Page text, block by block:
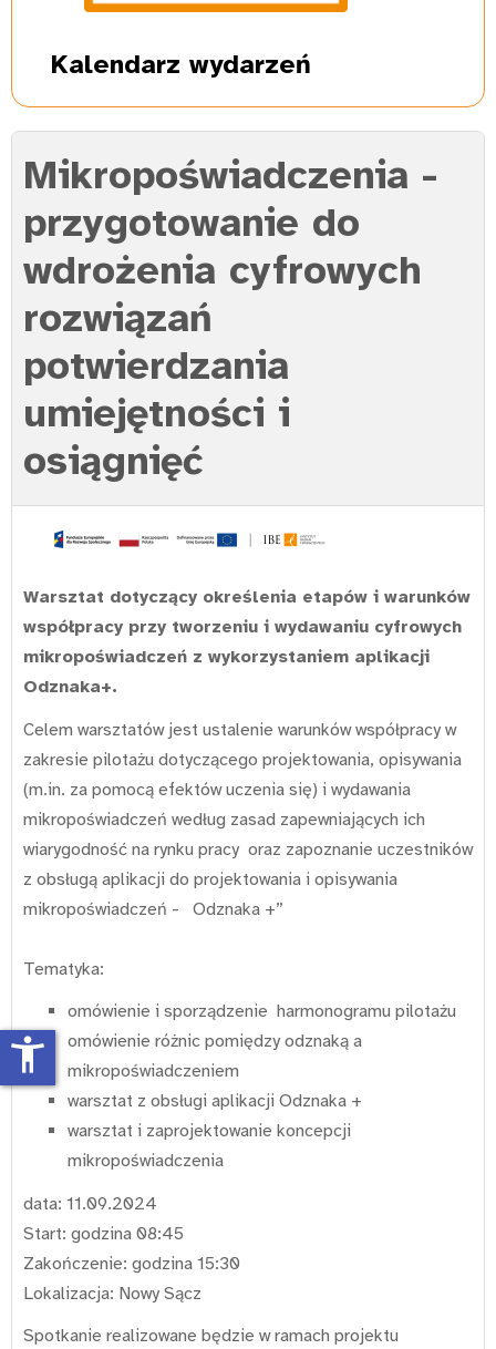
Kalendarz wydarzeń
Mikropoświadczenia -
przygotowanie do
wdrożenia cyfrowych
rozwiązań
potwierdzania
umiejętności i
osiągnięć
Warsztat dotyczący określenia etapów i warunków
współpracy przy tworzeniu i wydawaniu cyfrowych
mikropoświadczeń z wykorzystaniem aplikacji
Odznaka+.
Celem warsztatów jest ustalenie warunków współpracy w
zakresie pilotażu dotyczącego projektowania, opisywania
(m.in. za pomocą efektów uczenia się) i wydawania
mikropoświadczeń według zasad zapewniających ich
wiarygodność na rynku pracy oraz zapoznanie uczestników
z obsługą aplikacji do projektowania i opisywania
mikropoświadczeń - Odznaka +”
Tematyka:
omówienie i sporządzenie harmonogramu pilotażu
omówienie różnic pomiędzy odznaką a
mikropoświadczeniem
warsztat z obsługi aplikacji Odznaka +
warsztat i zaprojektowanie koncepcji
mikropoświadczenia
data: 11.09.2024
Start: godzina 08:45
Zakończenie: godzina 15:30
Lokalizacja: Nowy Sącz
Spotkanie realizowane będzie w ramach projektu
accessibility_new